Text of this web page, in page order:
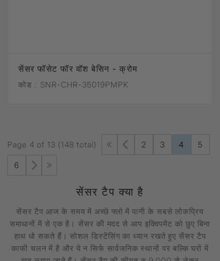
सेंसर फॉसेट फॉर वॉश बेसिन - क्रोम
कोड : SNR-CHR-35019PMPK
Page 4 of 13 (148 total) 2 3 4 5
6
सेंसर टैप क्या है
सेंसर टैप आज के समय में अच्छे फ्लो में पानी के सबसे लोकप्रिय
समाधानों में से एक है। सेंसर की मदद से आप इक्विपमेंट को छुए बिना
हाथ धो सकते हैं। सोशल डिस्टेंसिंग का ध्यान रखते हुए सेंसर टैप
काफी चलन में है और ये न सिर्फ सार्वजनिक स्थानों पर बल्कि घरों में